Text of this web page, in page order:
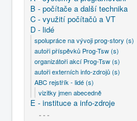
B - počítače a další technika
C - využití počítačů a VT
D - lidé
spolupráce na vývoji prog-story (s)
autoři příspěvků Prog-Tsw (s)
organizátoři akcí Prog-Tsw (s)
autoři externích info-zdrojů (s)
ABC rejstřík - lidé (s)
vizitky jmen abecedně
E - instituce a info-zdroje
- - -